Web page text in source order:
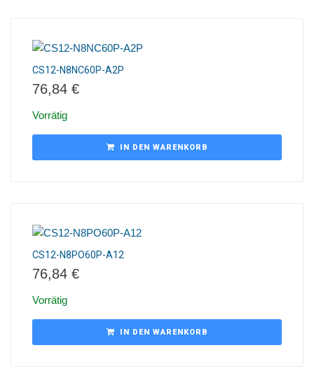
CS12-N8NC60P-A2P
76,84 €
Vorrätig
IN DEN WARENKORB
CS12-N8PO60P-A12
76,84 €
Vorrätig
IN DEN WARENKORB